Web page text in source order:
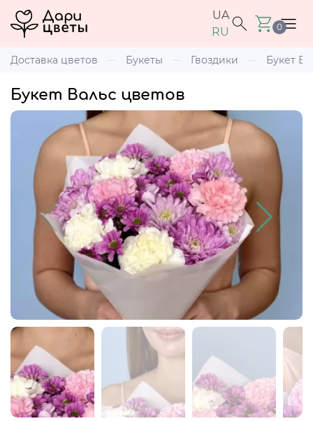
UA
RU
0
Доставка цветов Букеты Гвоздики Букет
Букет Вальс цветов